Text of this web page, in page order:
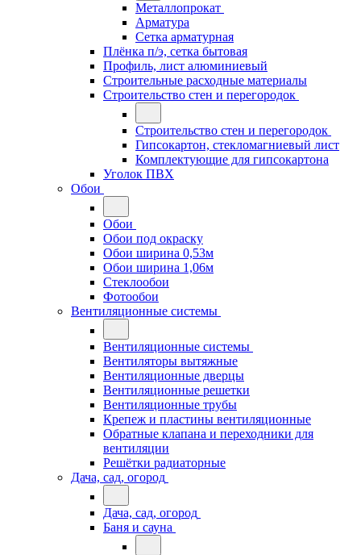
Металлопрокат
Арматура
Сетка арматурная
Плёнка п/э, сетка бытовая
Профиль, лист алюминиевый
Строительные расходные материалы
Строительство стен и перегородок
Строительство стен и перегородок
Гипсокартон, стекломагниевый лист
Комплектующие для гипсокартона
Уголок ПВХ
Обои
Обои
Обои под окраску
Обои ширина 0,53м
Обои ширина 1,06м
Стеклообои
Фотообои
Вентиляционные системы
Вентиляционные системы
Вентиляторы вытяжные
Вентиляционные дверцы
Вентиляционные решетки
Вентиляционные трубы
Крепеж и пластины вентиляционные
Обратные клапана и переходники для
вентиляции
Решётки радиаторные
Дача, сад, огород
Дача, сад, огород
Баня и сауна